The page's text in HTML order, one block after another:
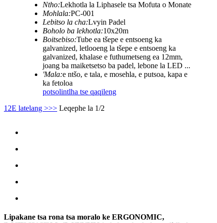
Ntho:Lekhotla la Liphasele tsa Mofuta o Monate
Mohlala:PC-001
Lebitso la cha:Lvyin Padel
Boholo ba lekhotla:10x20m
Boitsebiso:Tube ea tšepe e entsoeng ka
galvanized, letlooeng la tšepe e entsoeng ka
galvanized, khalase e futhumetseng ea 12mm,
joang ba maiketsetso ba padel, lebone la LED ...
'Mala:e ntšo, e tala, e mosehla, e putsoa, ​​​​kapa e
ka fetoloa
potsolintlha tse qaqileng
1 2E latelang >>> Leqephe la 1/2
Lipakane tsa rona tsa moralo ke ERGONOMIC,